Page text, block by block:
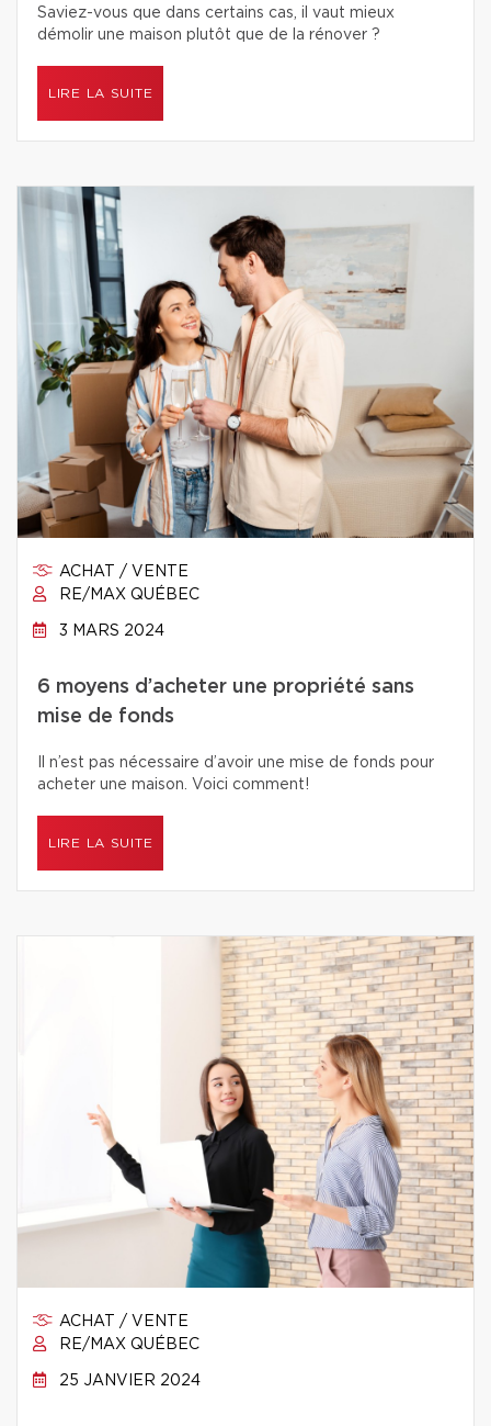
Saviez-vous que dans certains cas, il vaut mieux
démolir une maison plutôt que de la rénover ?
LIRE LA SUITE
ACHAT / VENTE
RE/MAX QUÉBEC
3 MARS 2024
6 moyens d’acheter une propriété sans
mise de fonds
Il n’est pas nécessaire d’avoir une mise de fonds pour
acheter une maison. Voici comment!
LIRE LA SUITE
ACHAT / VENTE
RE/MAX QUÉBEC
25 JANVIER 2024